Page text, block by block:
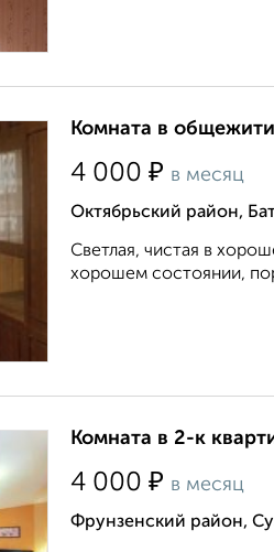
Комната в
4 000 ₽ в месяц
Октябрьский район,
Светлая, чистая в
хорошем состоянии,
Комната в 2-к
4 000 ₽ в месяц
Фрунзенский район,